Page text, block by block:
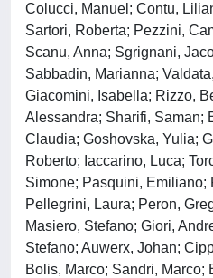
Colucci, Manuel; Contu,
Sartori, Roberta; Pezzini,
Scanu, Anna; Sgrignani,
Sabbadin, Marianna;
Giacomini, Isabella; Rizzo,
Alessandra; Sharifi, Saman;
Claudia; Goshovska, Yulia;
Roberto; Iaccarino, Luca;
Simone; Pasquini, Emiliano;
Pellegrini, Laura; Peron,
Masiero, Stefano; Giori,
Stefano; Auwerx, Johan;
Bolis, Marco; Sandri, Marco;